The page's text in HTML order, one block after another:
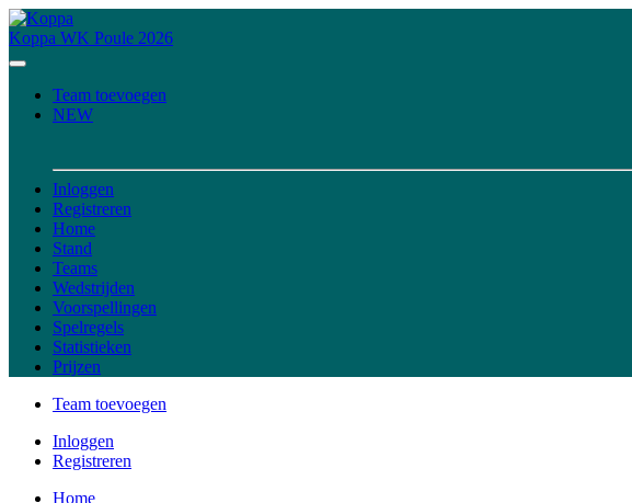
Koppa WK Poule 2026
Team toevoegen
NEW
Inloggen
Registreren
Home
Stand
Teams
Wedstrijden
Voorspellingen
Spelregels
Statistieken
Prijzen
Team toevoegen
Inloggen
Registreren
Home